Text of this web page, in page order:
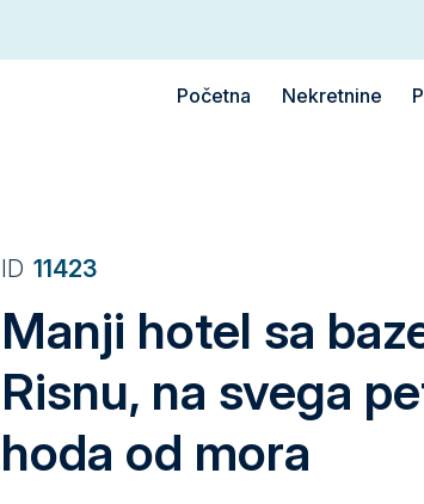
Početna Nekretnine
ID 11423
Manji hotel sa
Risnu, na svega
hoda od mora